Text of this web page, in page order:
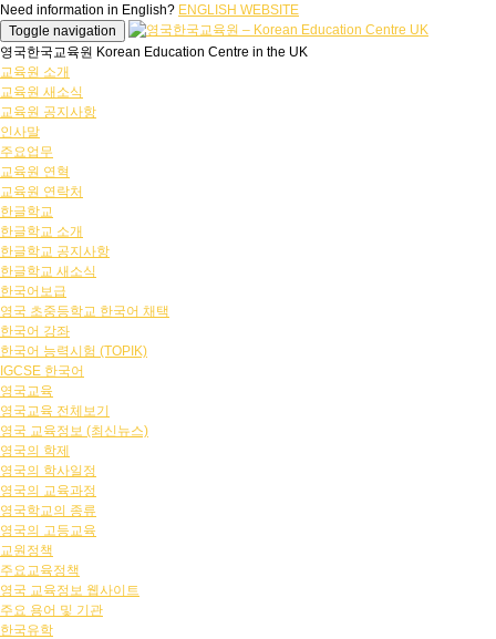
Need information in English? ENGLISH WEBSITE
Toggle navigation
영국한국교육원 Korean Education Centre in the UK
교육원 소개
교육원 새소식
교육원 공지사항
인사말
주요업무
교육원 연혁
교육원 연락처
한글학교
한글학교 소개
한글학교 공지사항
한글학교 새소식
한국어보급
영국 초중등학교 한국어 채택
한국어 강좌
한국어 능력시험 (TOPIK)
IGCSE 한국어
영국교육
영국교육 전체보기
영국 교육정보 (최신뉴스)
영국의 학제
영국의 학사일정
영국의 교육과정
영국학교의 종류
영국의 고등교육
교원정책
주요교육정책
영국 교육정보 웹사이트
주요 용어 및 기관
한국유학